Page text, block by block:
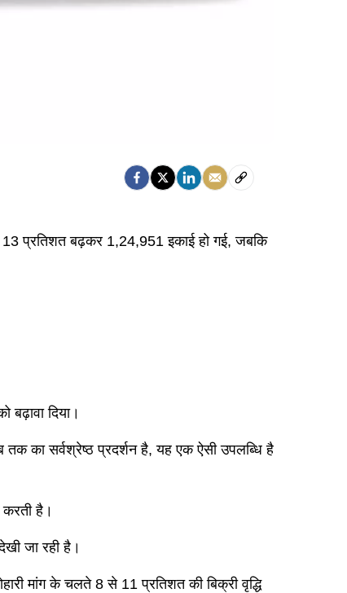
13 प्रतिशत बढ़कर 1,24,951 इकाई हो गई, जबकि
दिया।
तक का सर्वश्रेष्ठ प्रदर्शन है, यह एक ऐसी उपलब्धि है
है।
जा रही है।
मांग के चलते 8 से 11 प्रतिशत की बिक्री वृद्धि